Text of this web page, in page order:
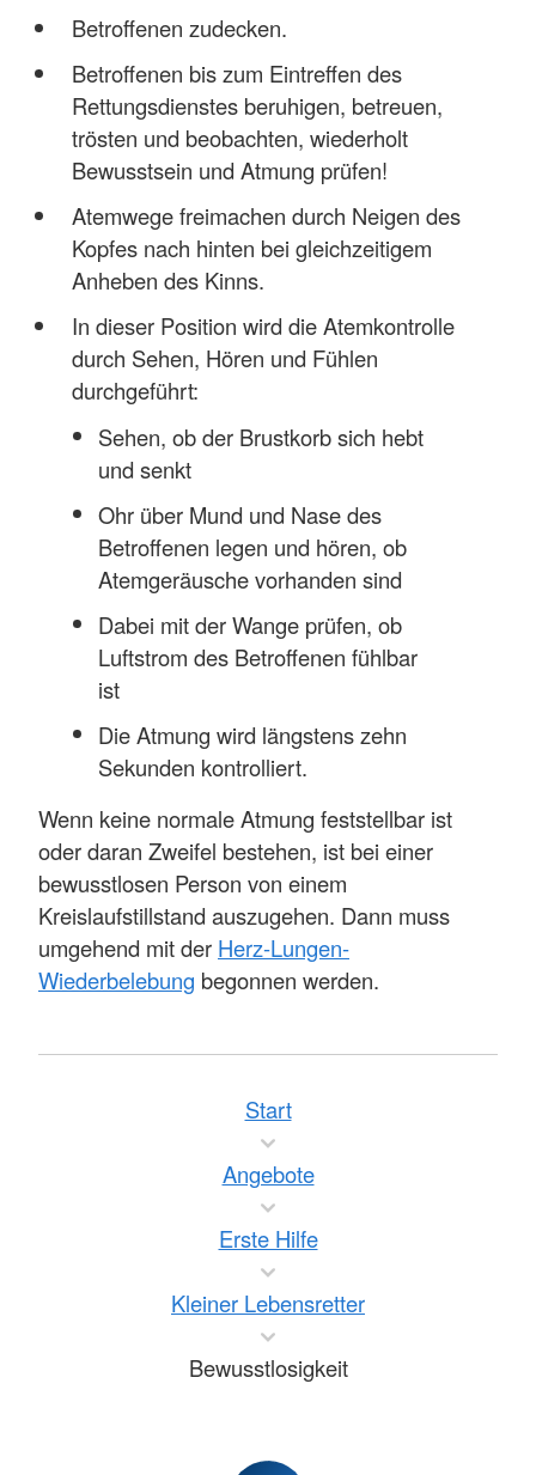
Betroffenen zudecken.
Betroffenen bis zum Eintreffen des
Rettungsdienstes beruhigen, betreuen,
trösten und beobachten, wiederholt
Bewusstsein und Atmung prüfen!
Atemwege freimachen durch Neigen des
Kopfes nach hinten bei gleichzeitigem
Anheben des Kinns.
In dieser Position wird die Atemkontrolle
durch Sehen, Hören und Fühlen
durchgeführt:
Sehen, ob der Brustkorb sich hebt
und senkt
Ohr über Mund und Nase des
Betroffenen legen und hören, ob
Atemgeräusche vorhanden sind
Dabei mit der Wange prüfen, ob
Luftstrom des Betroffenen fühlbar
ist
Die Atmung wird längstens zehn
Sekunden kontrolliert.
Wenn keine normale Atmung feststellbar ist
oder daran Zweifel bestehen, ist bei einer
bewusstlosen Person von einem
Kreislaufstillstand auszugehen. Dann muss
umgehend mit der Herz-Lungen-
Wiederbelebung begonnen werden.
Start
Angebote
Erste Hilfe
Kleiner Lebensretter
Bewusstlosigkeit